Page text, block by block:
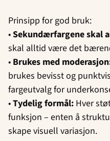
Prinsipp for god bruk:
•Sekundærfargene skal
skal alltid være det
• Brukes med
brukes bevisst og
fargeutvalg for
•Tydelig formål: Hver
funksjon – enten å
skape visuell variasjon.